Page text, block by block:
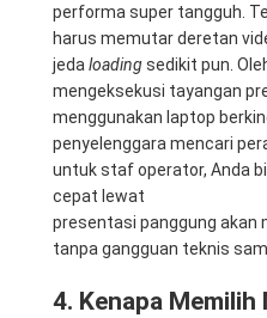
performa super tangguh.
harus memutar deretan
jeda loadingsedikit pun.
mengeksekusi tayangan
menggunakan laptop
penyelenggara mencari
untuk staf operator, Anda
cepat lewat
presentasi panggung akan
tanpa gangguan teknis
4. Kenapa Memilih